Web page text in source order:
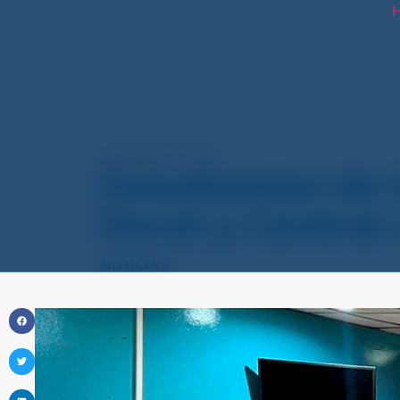
Estudiantes
Doral y